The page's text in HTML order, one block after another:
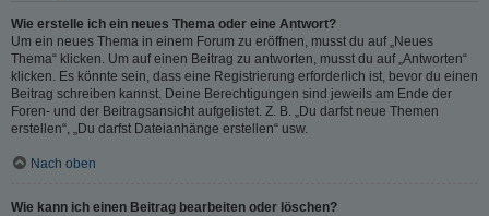
Wie erstelle ich ein neues Thema oder eine Antwort?
Um ein neues Thema in einem Forum zu eröffnen, musst du auf „Neues
Thema“ klicken. Um auf einen Beitrag zu antworten, musst du auf „Antworten“
klicken. Es könnte sein, dass eine Registrierung erforderlich ist, bevor du einen
Beitrag schreiben kannst. Deine Berechtigungen sind jeweils am Ende der
Foren- und der Beitragsansicht aufgelistet. Z. B. „Du darfst neue Themen
erstellen“, „Du darfst Dateianhänge erstellen“ usw.
Nach oben
Wie kann ich einen Beitrag bearbeiten oder löschen?